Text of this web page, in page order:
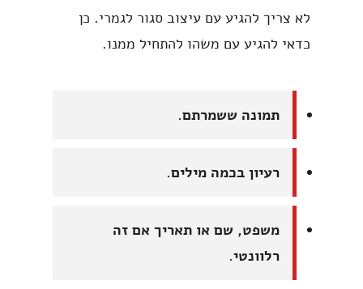
לא צריך להגיע עם עיצוב סגור לגמרי. כן
כדאי להגיע עם משהו להתחיל ממנו.
תמונה ששמרתם.
רעיון בכמה מילים.
משפט, שם או תאריך אם זה
רלוונטי.